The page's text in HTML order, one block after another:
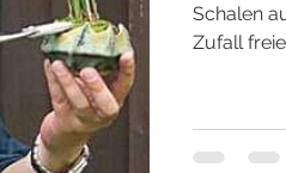
Schalen
Zufall